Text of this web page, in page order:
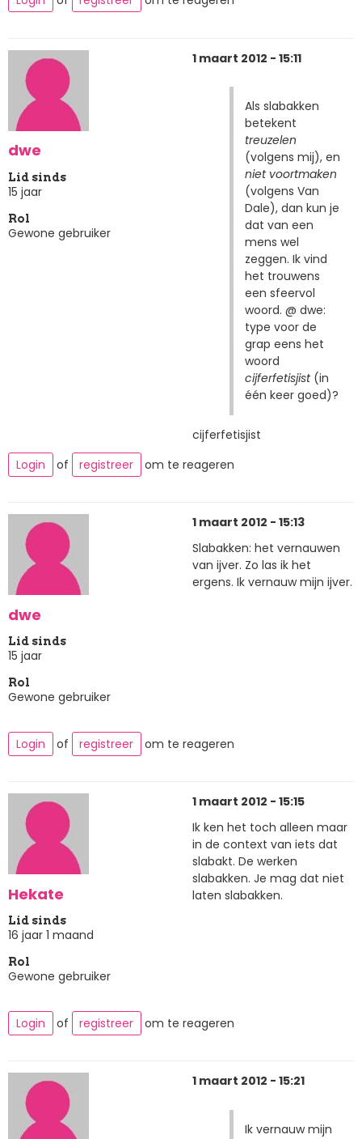
dwe
Lid sinds
15 jaar
Rol
Gewone gebruiker
1 maart 2012 - 15:11
Als slabakken
betekent
treuzelen
(volgens mij), en
niet voortmaken
(volgens Van
Dale), dan kun je
dat van een
mens wel
zeggen. Ik vind
het trouwens
een sfeervol
woord. @ dwe:
type voor de
grap eens het
woord
cijferfetisjist(in
één keer goed)?
cijferfetisjist
Login
of registreer om te reageren
dwe
Lid sinds
15 jaar
Rol
Gewone gebruiker
1 maart 2012 - 15:13
Slabakken: het vernauwen
van ijver. Zo las ik het
ergens. Ik vernauw mijn ijver.
Login of registreer om te reageren
Hekate
Lid sinds
16 jaar 1 maand
Rol
Gewone gebruiker
1 maart 2012 - 15:15
Ik ken het toch alleen maar
in de context van iets dat
slabakt. De werken
slabakken. Je mag dat niet
laten slabakken.
Login of registreer om te reageren
1 maart 2012 - 15:21
Ik vernauw mijn